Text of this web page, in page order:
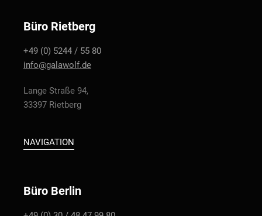
Büro Rietberg
+49 (0) 5244 / 55 80
info@galawolf.de
Lange Straße 94,
33397 Rietberg
NAVIGATION
Büro Berlin